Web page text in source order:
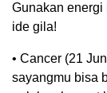
Gunakan energi
ide gila!
• Cancer (21
sayangmu bisa